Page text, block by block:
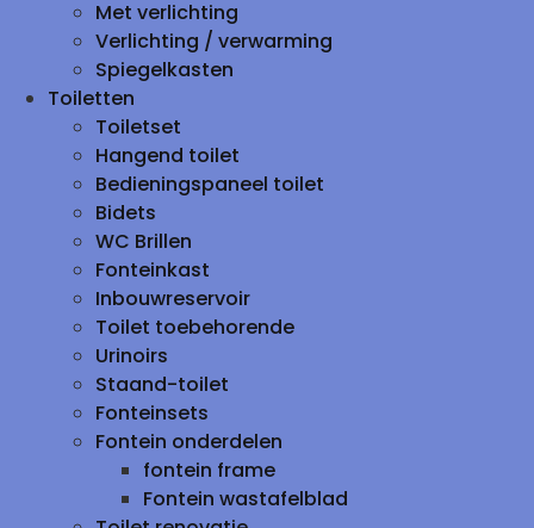
Met verlichting
Verlichting / verwarming
Spiegelkasten
Toiletten
Toiletset
Hangend toilet
Bedieningspaneel toilet
Bidets
WC Brillen
Fonteinkast
Inbouwreservoir
Toilet toebehorende
Urinoirs
Staand-toilet
Fonteinsets
Fontein onderdelen
fontein frame
Fontein wastafelblad